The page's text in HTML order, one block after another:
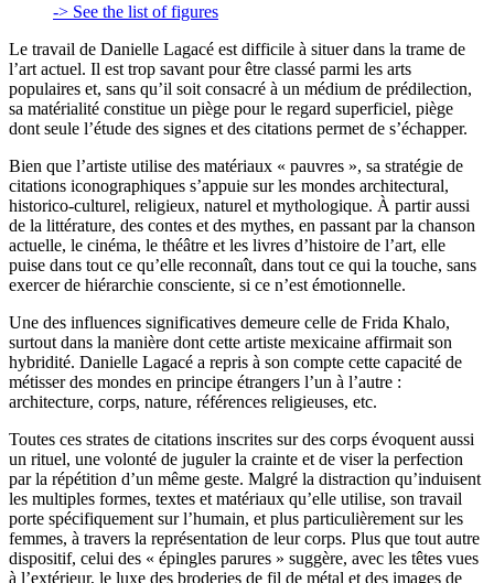
-> See the list of figures
Le travail de Danielle Lagacé est difficile à situer dans la trame de
l’art actuel. Il est trop savant pour être classé parmi les arts
populaires et, sans qu’il soit consacré à un médium de prédilection,
sa matérialité constitue un piège pour le regard superficiel, piège
dont seule l’étude des signes et des citations permet de s’échapper.
Bien que l’artiste utilise des matériaux « pauvres », sa stratégie de
citations iconographiques s’appuie sur les mondes architectural,
historico-culturel, religieux, naturel et mythologique. À partir aussi
de la littérature, des contes et des mythes, en passant par la chanson
actuelle, le cinéma, le théâtre et les livres d’histoire de l’art, elle
puise dans tout ce qu’elle reconnaît, dans tout ce qui la touche, sans
exercer de hiérarchie consciente, si ce n’est émotionnelle.
Une des influences significatives demeure celle de Frida Khalo,
surtout dans la manière dont cette artiste mexicaine affirmait son
hybridité. Danielle Lagacé a repris à son compte cette capacité de
métisser des mondes en principe étrangers l’un à l’autre :
architecture, corps, nature, références religieuses, etc.
Toutes ces strates de citations inscrites sur des corps évoquent aussi
un rituel, une volonté de juguler la crainte et de viser la perfection
par la répétition d’un même geste. Malgré la distraction qu’induisent
les multiples formes, textes et matériaux qu’elle utilise, son travail
porte spécifiquement sur l’humain, et plus particulièrement sur les
femmes, à travers la représentation de leur corps. Plus que tout autre
dispositif, celui des « épingles parures » suggère, avec les têtes vues
à l’extérieur, le luxe des broderies de fil de métal et des images de